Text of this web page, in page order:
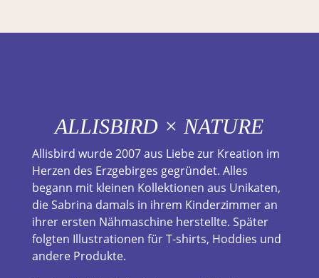
ALLISBIRD × NATURE
Allisbird wurde 2007 aus Liebe zur Kreation im
Herzen des Erzgebirges gegründet. Alles
begann mit kleinen Kollektionen aus Unikaten,
die Sabrina damals in ihrem Kinderzimmer an
ihrer ersten Nähmaschine herstellte. Später
folgten Illustrationen für T-shirts, Hoddies und
andere Produkte.